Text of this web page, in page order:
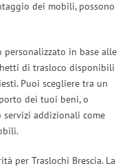
dei mobili, possono
personalizzato in base alle
di trasloco disponibili
Puoi scegliere tra un
dei tuoi beni, o
addizionali come
per Traslochi Brescia. La